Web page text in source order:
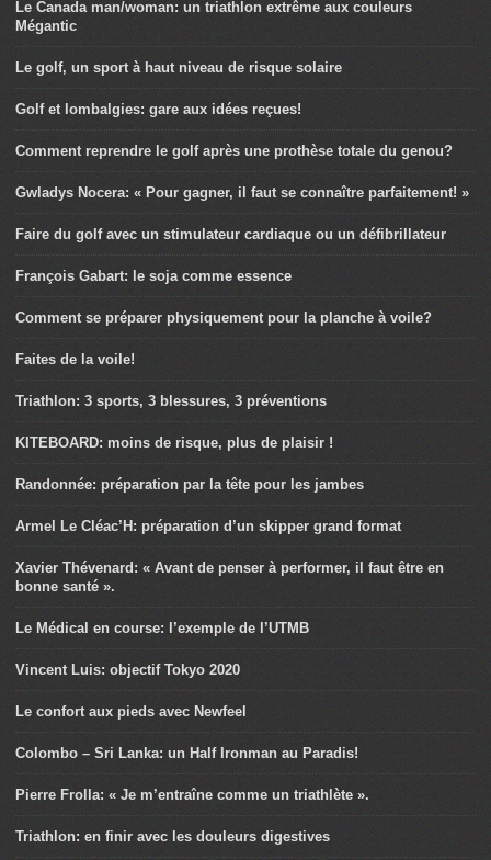
Le Canada man/woman: un triathlon extrême aux couleurs
Mégantic
Le golf, un sport à haut niveau de risque solaire
Golf et lombalgies: gare aux idées reçues!
Comment reprendre le golf après une prothèse totale du genou?
Gwladys Nocera: « Pour gagner, il faut se connaître parfaitement! »
Faire du golf avec un stimulateur cardiaque ou un défibrillateur
François Gabart: le soja comme essence
Comment se préparer physiquement pour la planche à voile?
Faites de la voile!
Triathlon: 3 sports, 3 blessures, 3 préventions
KITEBOARD: moins de risque, plus de plaisir !
Randonnée: préparation par la tête pour les jambes
Armel Le Cléac’H: préparation d’un skipper grand format
Xavier Thévenard: « Avant de penser à performer, il faut être en
bonne santé ».
Le Médical en course: l’exemple de l’UTMB
Vincent Luis: objectif Tokyo 2020
Le confort aux pieds avec Newfeel
Colombo – Sri Lanka: un Half Ironman au Paradis!
Pierre Frolla: « Je m’entraîne comme un triathlète ».
Triathlon: en finir avec les douleurs digestives